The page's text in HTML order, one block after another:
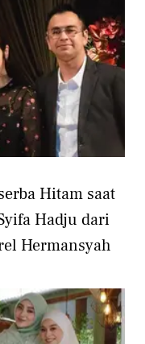
Hitam saat
Hadju dari
Hermansyah